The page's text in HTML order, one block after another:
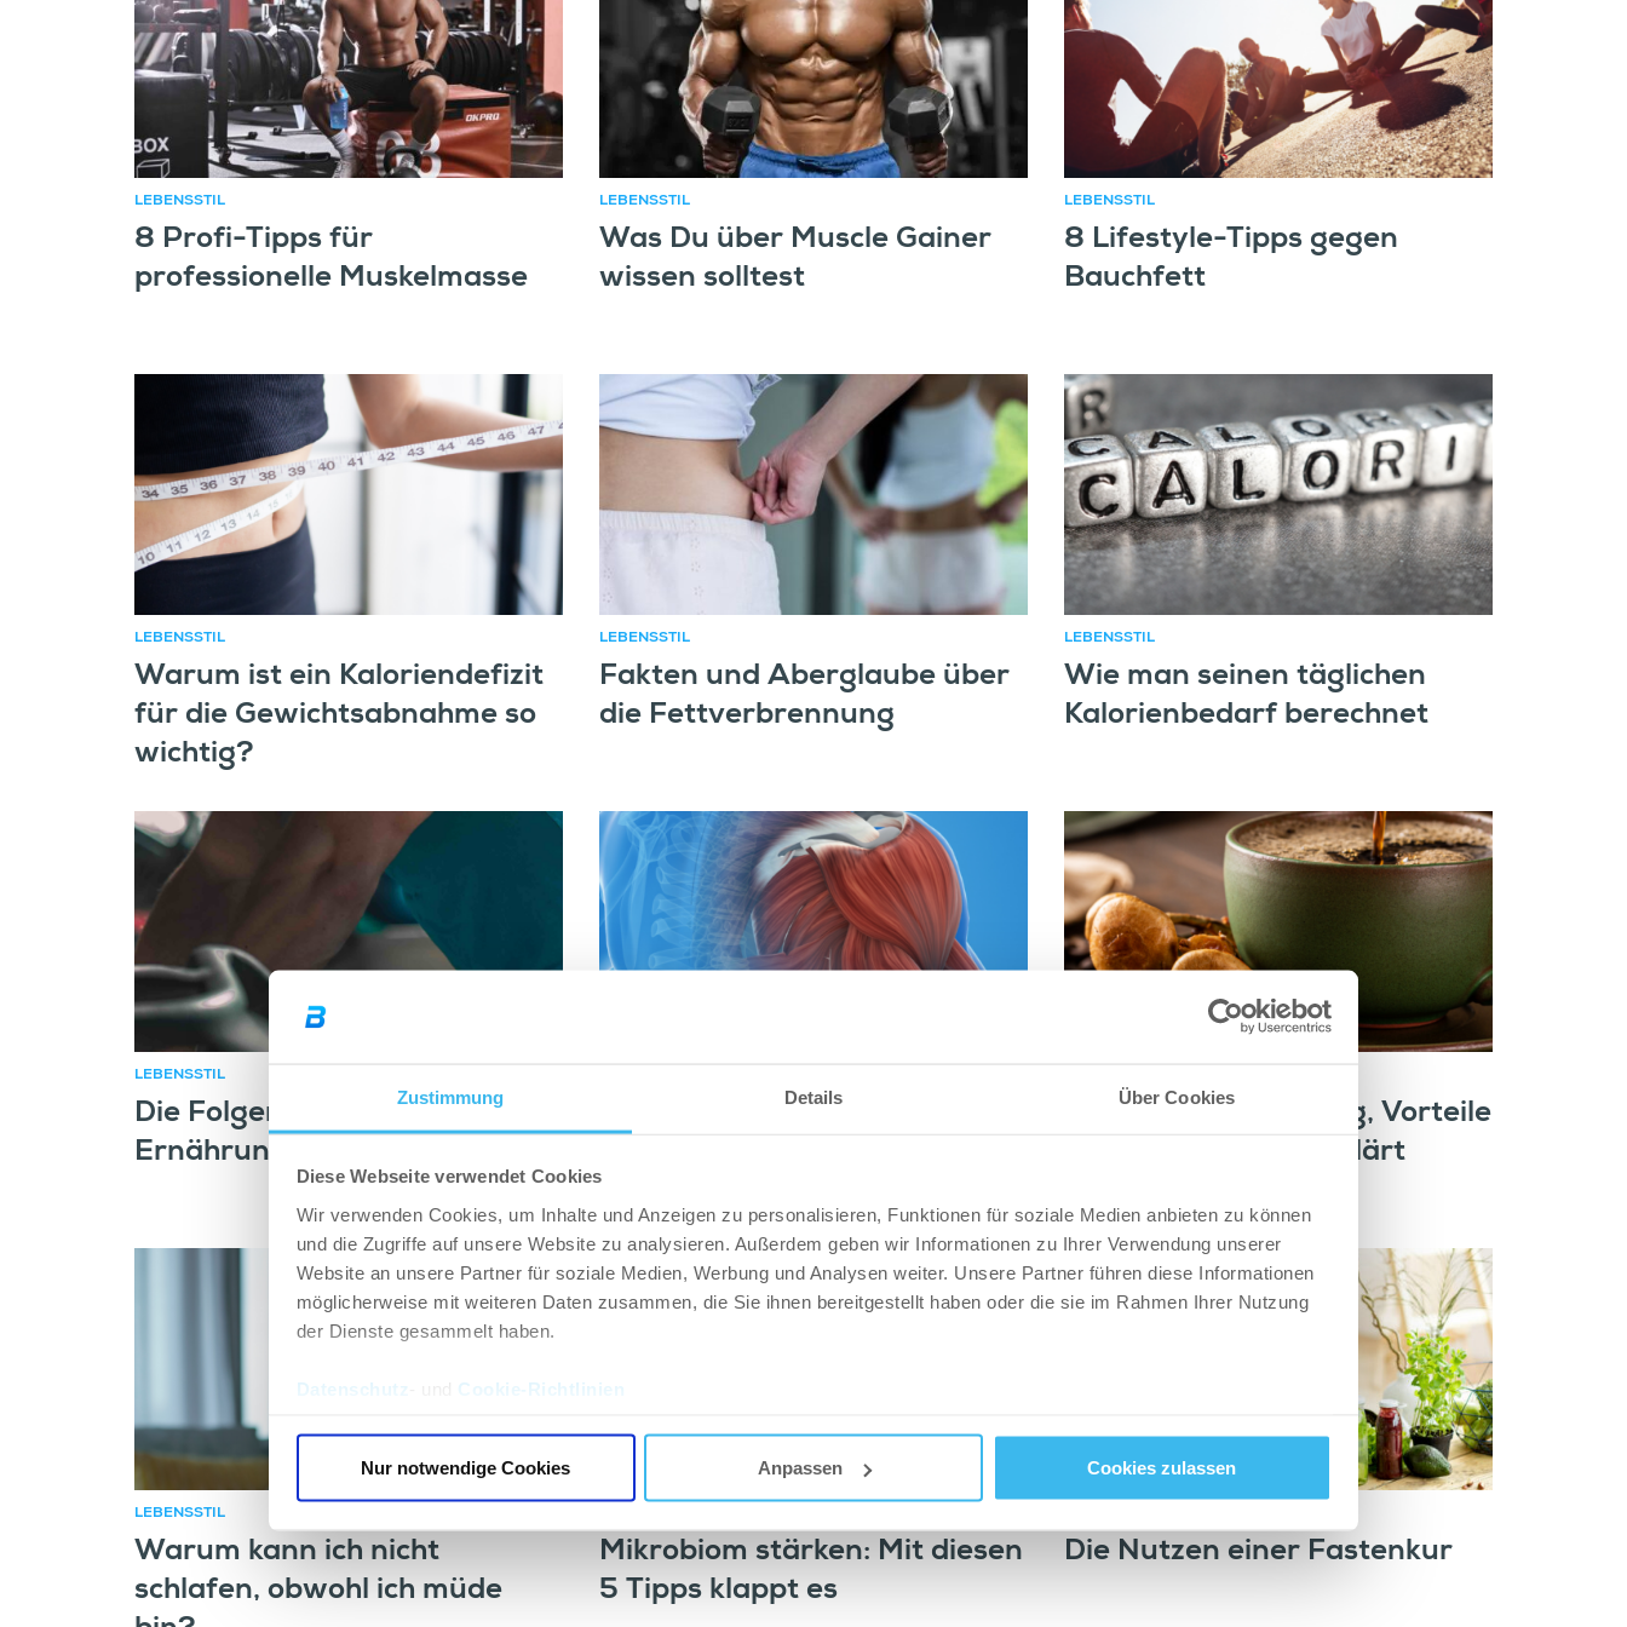
Zustimmung Details Über Cookies
Diese Webseite verwendet Cookies
Wir verwenden Cookies, um Inhalte und Anzeigen zu personalisieren, Funktionen für soziale Medien anbieten zu können
und die Zugriffe auf unsere Website zu analysieren. Außerdem geben wir Informationen zu Ihrer Verwendung unserer
Website an unsere Partner für soziale Medien, Werbung und Analysen weiter. Unsere Partner führen diese Informationen
möglicherweise mit weiteren Daten zusammen, die Sie ihnen bereitgestellt haben oder die sie im Rahmen Ihrer Nutzung
der Dienste gesammelt haben.
Datenschutz Cookie-Richtlinien
Nur notwendige Cookies Anpassen Cookies zulassen
LEBENSSTIL
8 Profi-Tipps für
professionelle Muskelmasse
LEBENSSTIL
Was Du über Muscle Gainer
wissen solltest
LEBENSSTIL
8 Lifestyle-Tipps gegen
Bauchfett
LEBENSSTIL
Warum ist ein Kaloriendefizit
für die Gewichtsabnahme so
wichtig?
LEBENSSTIL
Fakten und Aberglaube über
die Fettverbrennung
LEBENSSTIL
Wie man seinen täglichen
Kalorienbedarf berechnet
LEBENSSTIL
Die Folgen einer ungesunden
Ernährung
Pilzkomplex: Wirkung, Vorteile
& Nebenwirkung erklärt
LEBENSSTIL
Warum kann ich nicht
schlafen, obwohl ich müde
Mikrobiom stärken: Mit diesen
5 Tipps klappt es
Die Nutzen einer Fastenkur